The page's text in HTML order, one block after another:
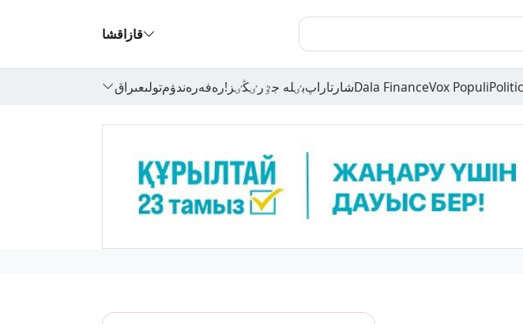
قازاقشا
Vox Populi
Dala Financeشارتاراپبٸلە جٷرٸڭٸز!رەفەرەندۋمتولىعىراق